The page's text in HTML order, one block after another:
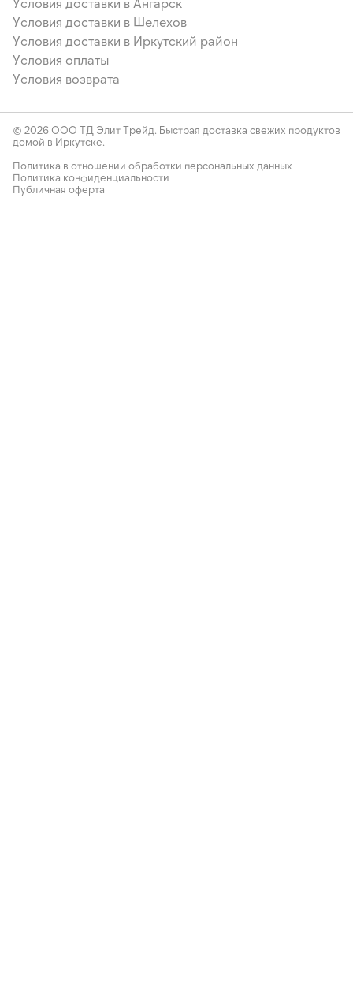
Условия доставки в Шелехов
Условия доставки в Иркутский район
Условия оплаты
Условия возврата
© 2026 ООО ТД Элит Трейд. Быстрая доставка свежих продуктов
домой в Иркутске.
Политика в отношении обработки персональных данных
Политика конфиденциальности
Публичная оферта